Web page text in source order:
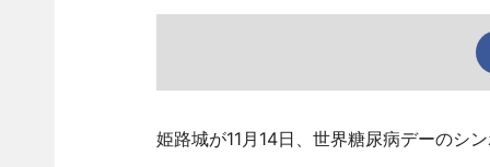
姫路城が11月14日、世界糖尿病デーのシ